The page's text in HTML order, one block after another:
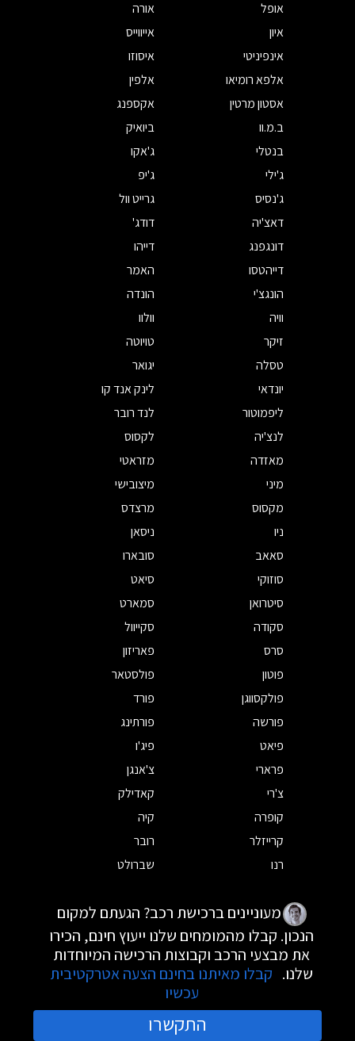
אופל
אורה
איון
אייווייס
אינפיניטי
איסוזו
אלפא רומיאו
אלפין
אסטון מרטין
אקספנג
ב.מ.וו
ביואיק
בנטלי
ג'אקו
ג'ילי
ג'יפ
ג'נסיס
גרייט וול
דאצ'יה
דודג'
דונגפנג
דייהו
דייהטסו
האמר
הונגצ'י
הונדה
וויה
וולוו
זיקר
טויוטה
טסלה
יגואר
יונדאי
לינק אנד קו
ליפמוטור
לנד רובר
לנצ'יה
לקסוס
מאזדה
מזראטי
מיני
מיצובישי
מקסוס
מרצדס
ניו
ניסאן
סאאב
סובארו
סוזוקי
סיאט
סיטרואן
סמארט
סקודה
סקייוול
סרס
פאריזון
פוטון
פולסטאר
פולקסווגן
פורד
פורשה
פורתינג
פיאט
פיג'ו
פרארי
צ'אנגן
צ'רי
קאדילק
קופרה
קיה
קרייזלר
רובר
רנו
שברולט
מעוניינים ברכישת רכב? הגעתם למקום
הנכון. קבלו מהמומחים שלנו ייעוץ חינם, הכירו
את מבצעי הרכב וקבוצות הרכישה המיוחדות
שלנו. קבלו מאיתנו בחינם הצעה אטרקטיבית
עכשיו
התקשרו